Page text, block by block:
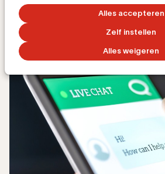
Alles accepteren
Zelf instellen
Alles weigeren
4 FEBRUARI 2022